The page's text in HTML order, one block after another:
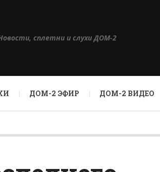
сплетни и слухи ДОМ-2
ДОМ-2 ЭФИР ДОМ-2 ВИДЕО